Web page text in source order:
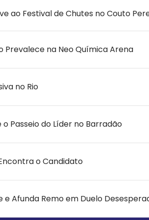
ao Festival de Chutes no Couto
um verdadeiro teste...
Prevalece na Neo Química Arena
se transformou em uma
no Rio
absurda desde o apito inicial....
Passeio do Líder no Barradão
do duelo: o Vitoria...
o Candidato
pode gerar tanta energia quanto a
e Afunda Remo em Duelo